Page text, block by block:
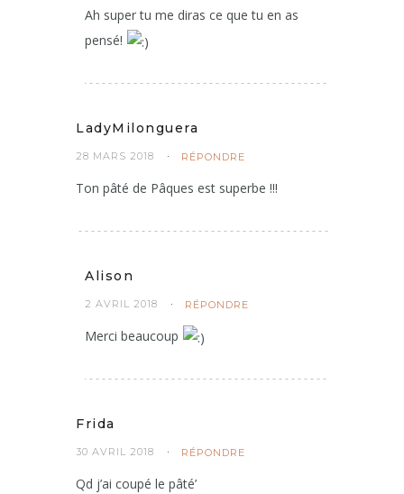
Ah super tu me diras ce que tu en as
pensé!
LadyMilonguera
28 MARS 2018 RÉPONDRE
Ton pâté de Pâques est superbe !!!
Alison
2 AVRIL 2018 RÉPONDRE
Merci beaucoup
Frida
30 AVRIL 2018 RÉPONDRE
Qd j’ai coupé le pâté’